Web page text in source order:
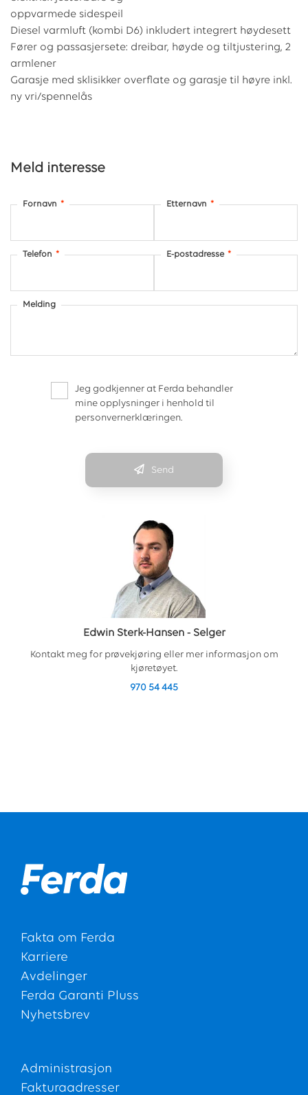
oppvarmede sidespeil
Diesel varmluft (kombi D6) inkludert integrert høydesett
Fører og passasjersete: dreibar, høyde og tiltjustering, 2
armlener
Garasje med sklisikker overflate og garasje til høyre inkl.
ny vri/spennelås
Meld interesse
Fornavn * Etternavn *
Telefon * E-postadresse *
Melding
Jeg godkjenner at Ferda behandler
mine opplysninger i henhold til
personvernerklæringen.
Send
Edwin Sterk-Hansen- Selger
Kontakt meg for prøvekjøring eller mer informasjon om
kjøretøyet.
970 54 445
Fakta om Ferda
Karriere
Avdelinger
Ferda Garanti Pluss
Nyhetsbrev
Administrasjon
Fakturaadresser